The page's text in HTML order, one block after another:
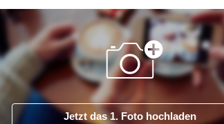
Jetzt das 1. Foto hochladen